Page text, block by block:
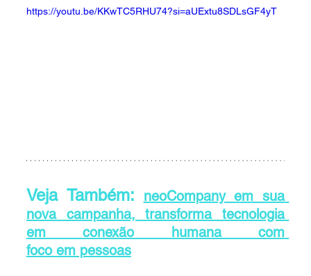
https://youtu.be/KKwTC5RHU74?si=aUExtu8SDLsGF4yT
Veja Também:
neoCompany em sua
nova campanha, transforma tecnologia
em conexão humana com
foco em pessoas